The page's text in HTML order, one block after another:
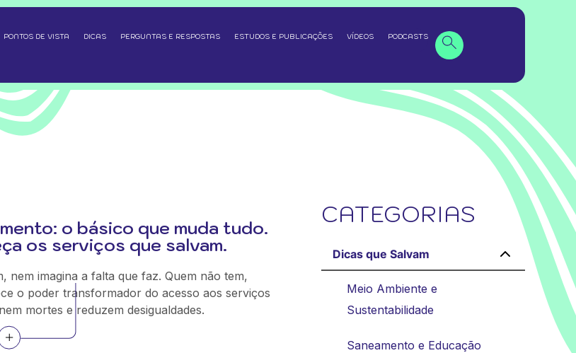
PONTOS DE VISTA DICAS PERGUNTAS E RESPOSTAS ESTUDOS E PUBLICAÇÕES VÍDEOS PODCASTS
o básico que muda tudo.
os serviços que salvam.
nem imagina a falta que faz. Quem não tem,
o poder transformador do acesso aos serviços
mortes e reduzem desigualdades.
CATEGORIAS
Dicas que Salvam
Meio Ambiente e
Sustentabilidade
Saneamento e Educação